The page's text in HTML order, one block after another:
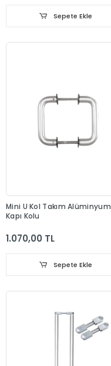
Sepete Ekle
Mini U Kol Takım Alüminyum
Kapı Kolu
1.070,00 TL
Sepete Ekle